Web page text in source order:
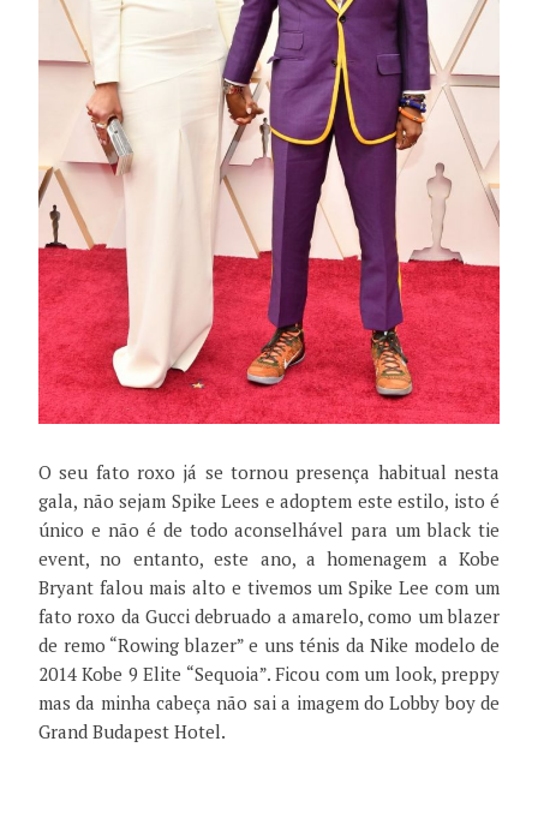
O seu fato roxo já se tornou presença habitual nesta
gala, não sejam Spike Lees e adoptem este estilo, isto é
único e não é de todo aconselhável para um black tie
event, no entanto, este ano, a homenagem a Kobe
Bryant falou mais alto e tivemos um Spike Lee com um
fato roxo da Gucci debruado a amarelo, como um blazer
de remo “Rowing blazer” e uns ténis da Nike modelo de
2014 Kobe 9 Elite “Sequoia”. Ficou com um look, preppy
mas da minha cabeça não sai a imagem do Lobby boy de
Grand Budapest Hotel.